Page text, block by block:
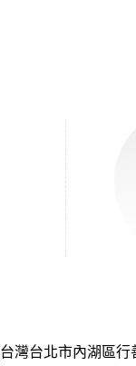
台灣台北市內湖區行